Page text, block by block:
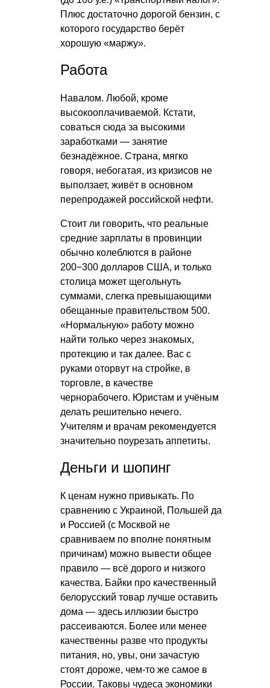
Плюс достаточно дорогой бензин, с
которого государство берёт
хорошую «маржу».
Работа
Навалом. Любой, кроме
высокооплачиваемой. Кстати,
соваться сюда за высокими
заработками — занятие
безнадёжное. Страна, мягко
говоря, небогатая, из кризисов не
выползает, живёт в основном
перепродажей российской нефти.
Стоит ли говорить, что реальные
средние зарплаты в провинции
обычно колеблются в районе
200−300 долларов США, и только
столица может щегольнуть
суммами, слегка превышающими
обещанные правительством 500.
«Нормальную» работу можно
найти только через знакомых,
протекцию и так далее. Вас с
руками оторвут на стройке, в
торговле, в качестве
чернорабочего. Юристам и учёным
делать решительно нечего.
Учителям и врачам рекомендуется
значительно поурезать аппетиты.
Деньги и шопинг
К ценам нужно привыкать. По
сравнению с Украиной, Польшей да
и Россией (с Москвой не
сравниваем по вполне понятным
причинам) можно вывести общее
правило — всё дорого и низкого
качества. Байки про качественный
белорусский товар лучше оставить
дома — здесь иллюзии быстро
рассеиваются. Более или менее
качественны разве что продукты
питания, но, увы, они зачастую
стоят дороже, чем-то же самое в
России. Таковы чудеса экономики